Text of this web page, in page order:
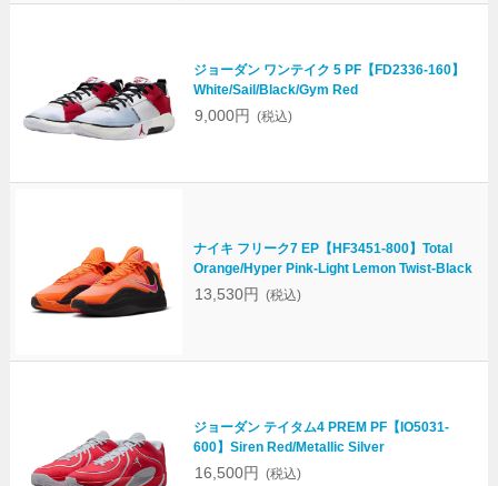
ジョーダン ワンテイク 5 PF【FD2336-160】
White/Sail/Black/Gym Red
9,000円 (税込)
ナイキ フリーク7 EP【HF3451-800】Total
Orange/Hyper Pink-Light Lemon Twist-Black
13,530円 (税込)
ジョーダン テイタム4 PREM PF【IO5031-
600】Siren Red/Metallic Silver
16,500円 (税込)